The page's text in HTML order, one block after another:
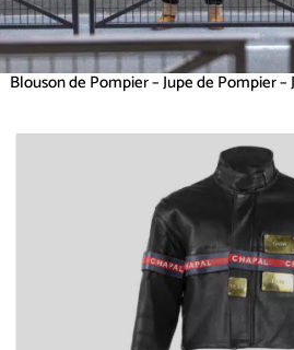
Blouson de Pompier – Jupe de Pompier